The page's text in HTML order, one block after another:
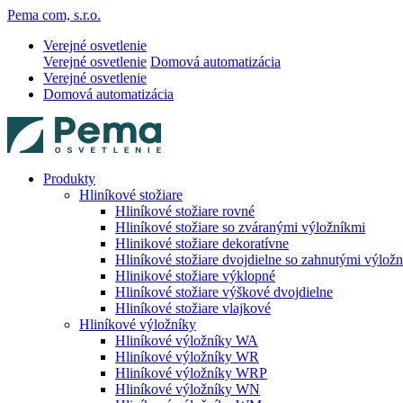
Pema com, s.r.o.
Verejné osvetlenie
Verejné osvetlenie Domová automatizácia
Verejné osvetlenie
Domová automatizácia
Produkty
Hliníkové stožiare
Hliníkové stožiare rovné
Hliníkové stožiare so zváranými výložníkmi
Hlinikové stožiare dekoratívne
Hliníkové stožiare dvojdielne so zahnutými
Hlinikové stožiare výklopné
Hliníkové stožiare výškové dvojdielne
Hliníkové stožiare vlajkové
Hliníkové výložníky
Hliníkové výložníky WA
Hliníkové výložníky WR
Hliníkové výložníky WRP
Hliníkové výložníky WN